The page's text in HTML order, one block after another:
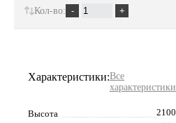
Характеристики:Все
характеристики
Высота
2100
Кол-во: